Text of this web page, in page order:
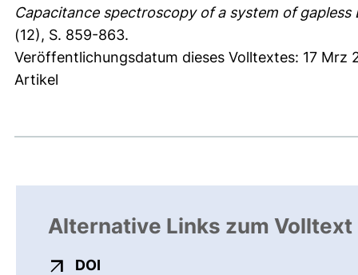
Capacitance spectroscopy of a system of
(12), S. 859-863.
Veröffentlichungsdatum dieses Volltextes: 17 Mrz
Artikel
Alternative Links zum Volltext
DOI